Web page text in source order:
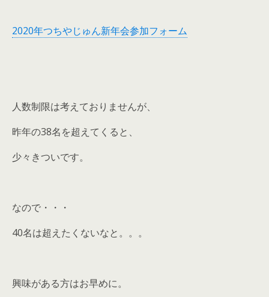
2020年つちやじゅん新年会参加フォーム
人数制限は考えておりませんが、
昨年の38名を超えてくると、
少々きついです。
なので・・・
40名は超えたくないなと。。。
興味がある方はお早めに。